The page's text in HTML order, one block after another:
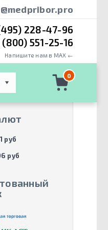
228-47-96
(800) 551-25-16
Напишите нам в MAX ←
0
(2)
руб
руб